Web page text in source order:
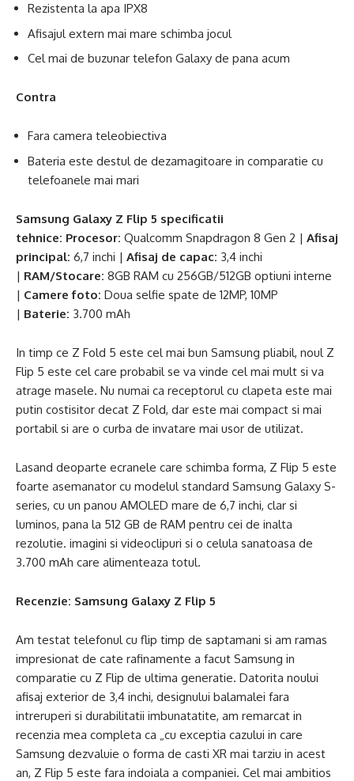
Rezistenta la apa IPX8
Afisajul extern mai mare schimba jocul
Cel mai de buzunar telefon Galaxy de pana acum
Contra
Fara camera teleobiectiva
Bateria este destul de dezamagitoare in comparatie cu
telefoanele mai mari
Samsung Galaxy Z Flip 5 specificatii
tehnice: Procesor: Qualcomm Snapdragon 8 Gen 2 | Afisaj
principal: 6,7 inchi | Afisaj de capac: 3,4 inchi
| RAM/Stocare: 8GB RAM cu 256GB/512GB optiuni interne
| Camere foto: Doua selfie spate de 12MP, 10MP
| Baterie: 3.700 mAh
In timp ce Z Fold 5 este cel mai bun Samsung pliabil, noul Z
Flip 5 este cel care probabil se va vinde cel mai mult si va
atrage masele. Nu numai ca receptorul cu clapeta este mai
putin costisitor decat Z Fold, dar este mai compact si mai
portabil si are o curba de invatare mai usor de utilizat.
Lasand deoparte ecranele care schimba forma, Z Flip 5 este
foarte asemanator cu modelul standard Samsung Galaxy S-
series, cu un panou AMOLED mare de 6,7 inchi, clar si
luminos, pana la 512 GB de RAM pentru cei de inalta
rezolutie. imagini si videoclipuri si o celula sanatoasa de
3.700 mAh care alimenteaza totul.
Recenzie: Samsung Galaxy Z Flip 5
Am testat telefonul cu flip timp de saptamani si am ramas
impresionat de cate rafinamente a facut Samsung in
comparatie cu Z Flip de ultima generatie. Datorita noului
afisaj exterior de 3,4 inchi, designului balamalei fara
intreruperi si durabilitatii imbunatatite, am remarcat in
recenzia mea completa ca „cu exceptia cazului in care
Samsung dezvaluie o forma de casti XR mai tarziu in acest
an, Z Flip 5 este fara indoiala a companiei. Cel mai ambitios